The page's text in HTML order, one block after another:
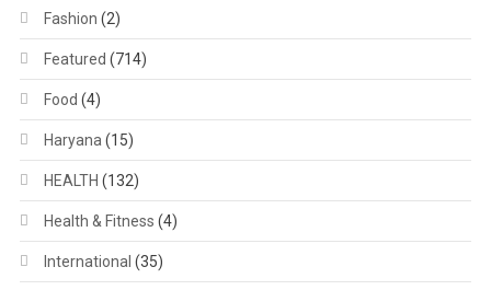
Fashion (2)
Featured (714)
Food (4)
Haryana (15)
HEALTH (132)
Health & Fitness (4)
International (35)